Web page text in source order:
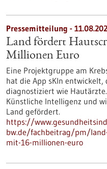
Pressemitteilung -
Land fördert
Millionen Euro
Eine Projektgruppe am
hat die App sKIn
diagnostiziert wie
Künstliche Intelligenz und
Land gefördert.
https://
bw.de/fachbeitrag/pm/
mit-16-millionen-euro